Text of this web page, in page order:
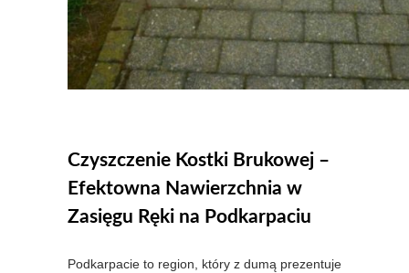
Czyszczenie Kostki Brukowej –
Efektowna Nawierzchnia w
Zasięgu Ręki na Podkarpaciu
Podkarpacie to region, który z dumą prezentuje